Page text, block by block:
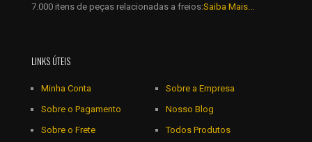
7.000 itens de peças relacionadas a freios:Saiba Mais...
LINKS ÚTEIS
Minha Conta
Sobre o Pagamento
Sobre o Frete
Sobre a Empresa
Nosso Blog
Todos Produtos